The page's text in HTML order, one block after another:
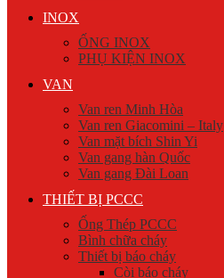
INOX
ỐNG INOX
PHỤ KIỆN INOX
VAN
Van ren Minh Hòa
Van ren Giacomini – Italy
Van mặt bích Shin Yi
Van gang hàn Quốc
Van gang Đài Loan
THIẾT BỊ PCCC
Ống Thép PCCC
Bình chữa cháy
Thiết bị báo cháy
Còi báo cháy